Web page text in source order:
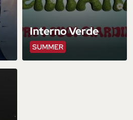
SUMMER
Interno Verde